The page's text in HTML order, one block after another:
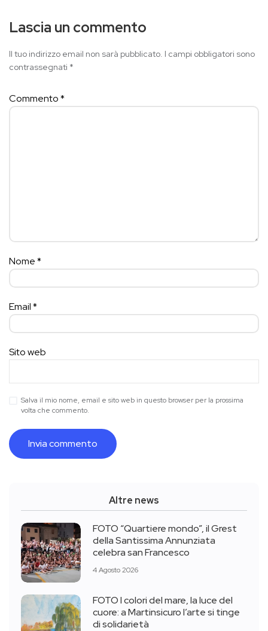
Lascia un commento
Il tuo indirizzo email non sarà pubblicato. I campi obbligatori sono
contrassegnati *
Commento*
Nome*
Email*
Sito web
Salva il mio nome, email e sito web in questo browser per la prossima
volta che commento.
Altre news
FOTO “Quartiere mondo”, il Grest
della Santissima Annunziata
celebra san Francesco
4 Agosto 2026
FOTO I colori del mare, la luce del
cuore: a Martinsicuro l’arte si tinge
di solidarietà